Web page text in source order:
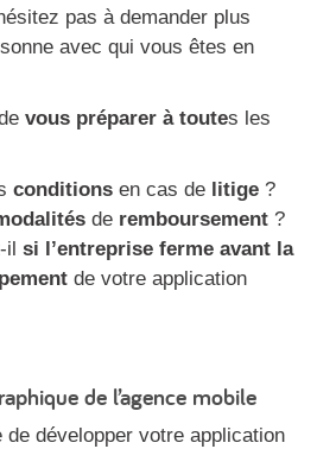
pas à demander plus
avec qui vous êtes en
vous préparer à toutes les
conditions en cas de litige ?
de remboursement ?
il si l’entreprise ferme avant la
de votre application
de l’agence mobile
de développer votre application